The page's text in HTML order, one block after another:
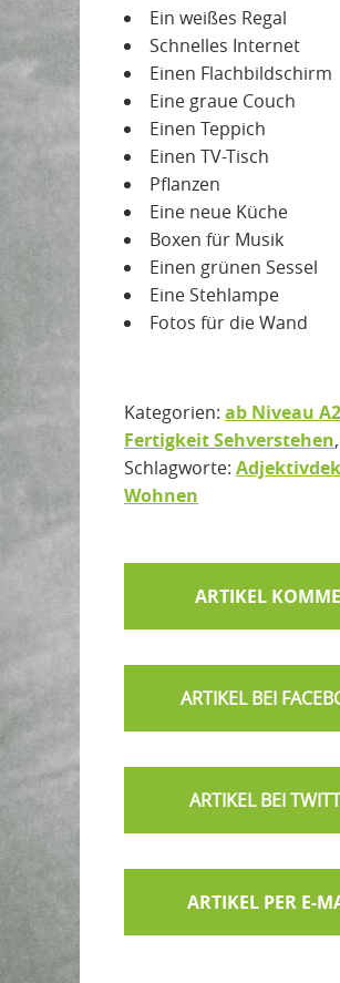
Ein weißes Regal
Schnelles Internet
Einen Flachbildschirm
Eine graue Couch
Einen Teppich
Einen TV-Tisch
Pflanzen
Eine neue Küche
Boxen für Musik
Einen grünen Sessel
Eine Stehlampe
Fotos für die Wand
Kategorien: ab Niveau A2
Fertigkeit Sehverstehen,
Schlagworte:
Wohnen
ARTIKEL
ARTIKEL PER E-